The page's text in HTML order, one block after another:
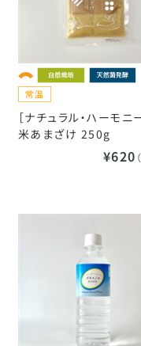
［ナチュラル・ハーモニ
米あまざけ 250g
¥620